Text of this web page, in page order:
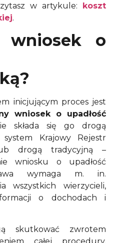
w artykule: koszt
.
wniosek o
inicjującym proces jest
wniosek o upadłość
składa się go drogą
Krajowy Rejestr
drogą tradycyjną –
wniosku o upadłość
wymaga m. in.
wszystkich wierzycieli,
o dochodach i
skutkować zwrotem